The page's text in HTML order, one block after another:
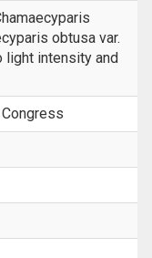
obtusa var.
light intensity and